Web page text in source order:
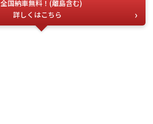
全国納車無料！(離島含む)
詳しくはこちら